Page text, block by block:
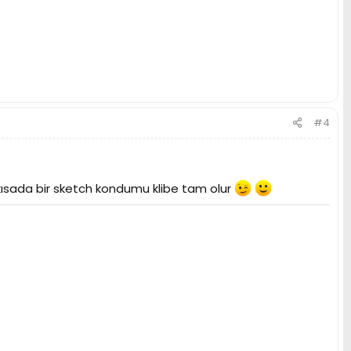
#4
bir sketch kondumu klibe tam olur